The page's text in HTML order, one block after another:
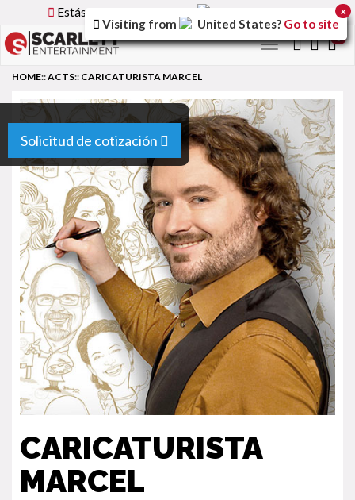
Estás utilizando la versión
Toggle
Solicitud de cotización
HOME::ACTS:: CARICATURISTA MARCEL
CARICATURISTA
MARCEL
Visiting from United States? Go to site
x